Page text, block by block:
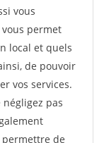
vous
permet
local et quels
de pouvoir
vos services.
négligez pas
de